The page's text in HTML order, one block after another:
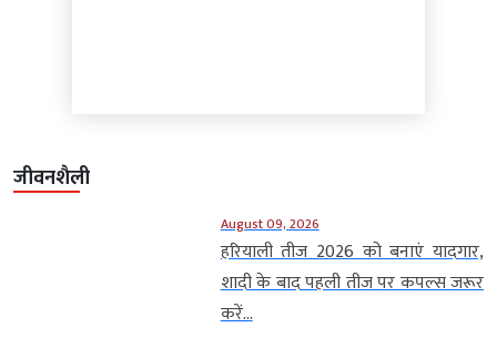
जीवनशैली
August 09, 2026
हरियाली तीज 2026 को बनाएं यादगार,
शादी के बाद पहली तीज पर कपल्स जरूर
करें...